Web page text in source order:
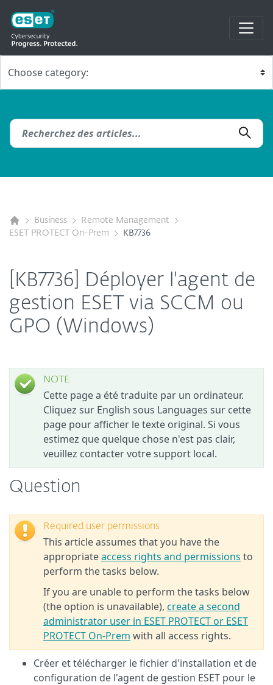
Business
Remote Management
ESET PROTECT On-Prem
KB7736
[KB7736] Déployer l'agent de
gestion ESET via SCCM ou
GPO (Windows)
NOTE:
Cette page a été traduite par un ordinateur.
Cliquez sur English sous Languages sur cette
page pour afficher le texte original. Si vous
estimez que quelque chose n'est pas clair,
veuillez contacter votre support local.
Question
Required user permissions
This article assumes that you have the
appropriateaccess rights and permissions to
perform the tasks below.
If you are unable to perform the tasks below
(the option is unavailable), create a second
administrator user in ESET PROTECT or ESET
PROTECT On-Prem with all access rights.
Créer et télécharger le fichier d'installation et de
configuration de l'agent de gestion ESET pour le